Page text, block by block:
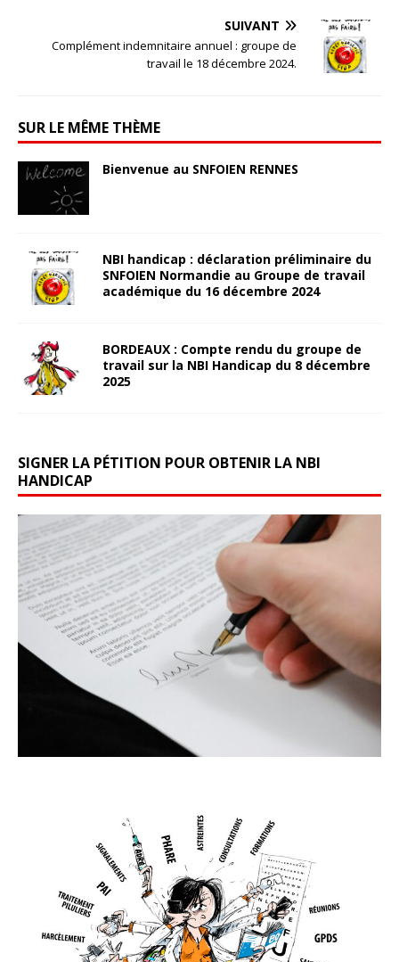
SUIVANT
Complément indemnitaire annuel : groupe de
travail le 18 décembre 2024.
SUR LE MÊME THÈME
Bienvenue au SNFOIEN RENNES
NBI handicap : déclaration préliminaire du
SNFOIEN Normandie au Groupe de travail
académique du 16 décembre 2024
BORDEAUX : Compte rendu du groupe de
travail sur la NBI Handicap du 8 décembre
2025
SIGNER LA PÉTITION POUR OBTENIR LA NBI
HANDICAP